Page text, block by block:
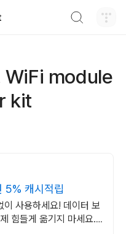
WiFi module
kit
5% 캐시적립
사용하세요! 데이터 보
힘들게 옮기지 마세요.